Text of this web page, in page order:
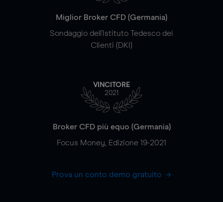
Miglior Broker CFD (Germania)
Sondaggio dell'Istituto Tedesco dei
Clienti (DKI)
VINCITORE
2021
Broker CFD più equo (Germania)
Focus Money, Edizione 19-2021
Prova un conto demo gratuito